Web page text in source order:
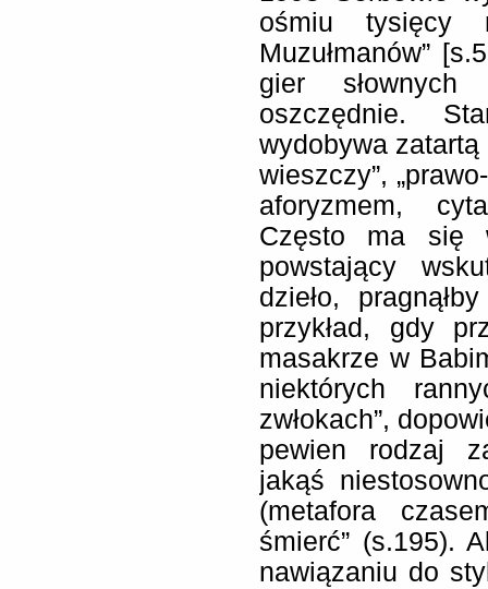
ośmiu tysięcy
Muzułmanów”
gier słownych
oszczędnie.
wydobywa zatartą
wieszczy”,
aforyzmem,
Często ma się
powstający
dzieło,
przykład, gdy
masakrze w
niektórych
zwłokach”,
pewien rodzaj
jakąś
(metafora
śmierć” (s.195).
nawiązaniu do